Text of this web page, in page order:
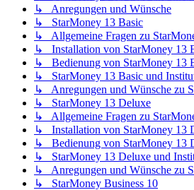
↳ Anregungen und Wünsche
↳ StarMoney 13 Basic
↳ Allgemeine Fragen zu
↳ Installation von StarMoney 13
↳ Bedienung von StarMoney 13
↳ StarMoney 13 Basic und
↳ Anregungen und Wünsche zu
↳ StarMoney 13 Deluxe
↳ Allgemeine Fragen zu
↳ Installation von StarMoney 13
↳ Bedienung von StarMoney 13
↳ StarMoney 13 Deluxe und
↳ Anregungen und Wünsche zu
↳ StarMoney Business 10